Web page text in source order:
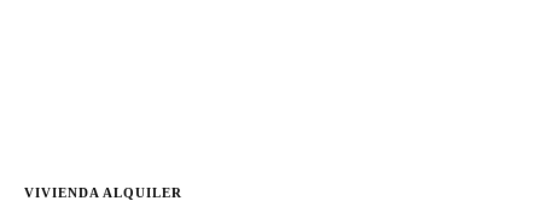
VIVIENDA ALQUILER